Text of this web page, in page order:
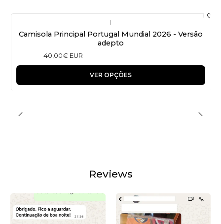
|
Camisola Principal Portugal Mundial 2026 - Versão
adepto
40,00€ EUR
VER OPÇÕES
Reviews